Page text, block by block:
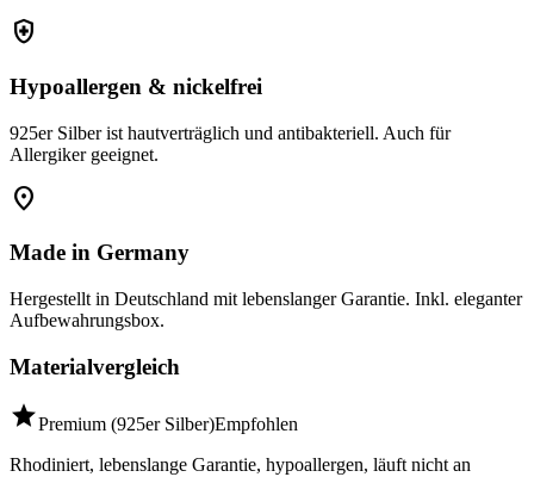
health_and_safety
Hypoallergen & nickelfrei
925er Silber ist hautverträglich und antibakteriell. Auch für
Allergiker geeignet.
location_on
Made in Germany
Hergestellt in Deutschland mit lebenslanger Garantie. Inkl. eleganter
Aufbewahrungsbox.
Materialvergleich
starPremium (925er Silber)Empfohlen
Rhodiniert, lebenslange Garantie, hypoallergen, läuft nicht an